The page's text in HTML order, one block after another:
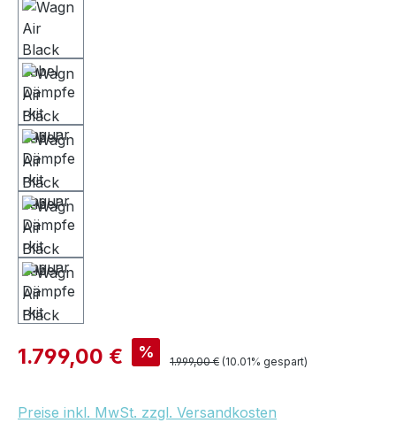
Verkaufspreis:
1.799,00 € % Regulärer Preis:
1.999,00 € (10.01% gespart)
Preise inkl. MwSt. zzgl. Versandkosten